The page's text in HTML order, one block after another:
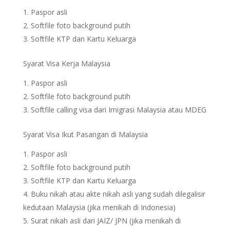
Paspor asli
Softfile foto background putih
Softfile KTP dan Kartu Keluarga
Syarat Visa Kerja Malaysia
Paspor asli
Softfile foto background putih
Softfile calling visa dari Imigrasi Malaysia atau MDEG
Syarat Visa Ikut Pasangan di Malaysia
Paspor asli
Softfile foto background putih
Softfile KTP dan Kartu Keluarga
Buku nikah atau akte nikah asli yang sudah dilegalisir
kedutaan Malaysia (jika menikah di Indonesia)
Surat nikah asli dari JAIZ/ JPN (jika menikah di